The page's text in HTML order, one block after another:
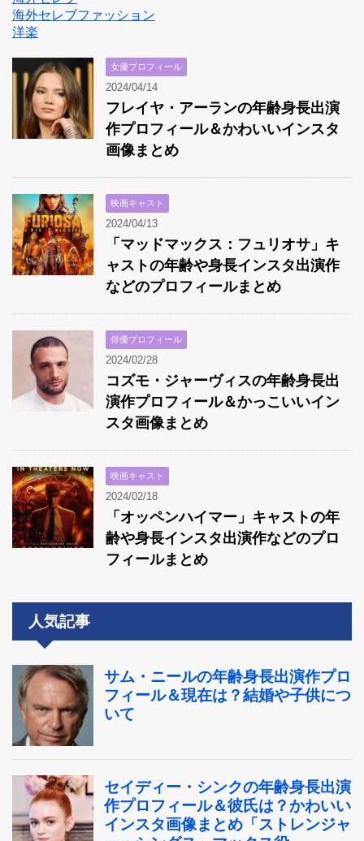
海外セレブファッション
洋楽
女優プロフィール
2024/04/14
フレイヤ・アーランの年齢身長出演
作プロフィール＆かわいいインスタ
画像まとめ
映画キャスト
2024/04/13
「マッドマックス：フュリオサ」キ
ャストの年齢や身長インスタ出演作
などのプロフィールまとめ
俳優プロフィール
2024/02/28
コズモ・ジャーヴィスの年齢身長出
演作プロフィール＆かっこいいイン
スタ画像まとめ
映画キャスト
2024/02/18
「オッペンハイマー」キャストの年
齢や身長インスタ出演作などのプロ
フィールまとめ
人気記事